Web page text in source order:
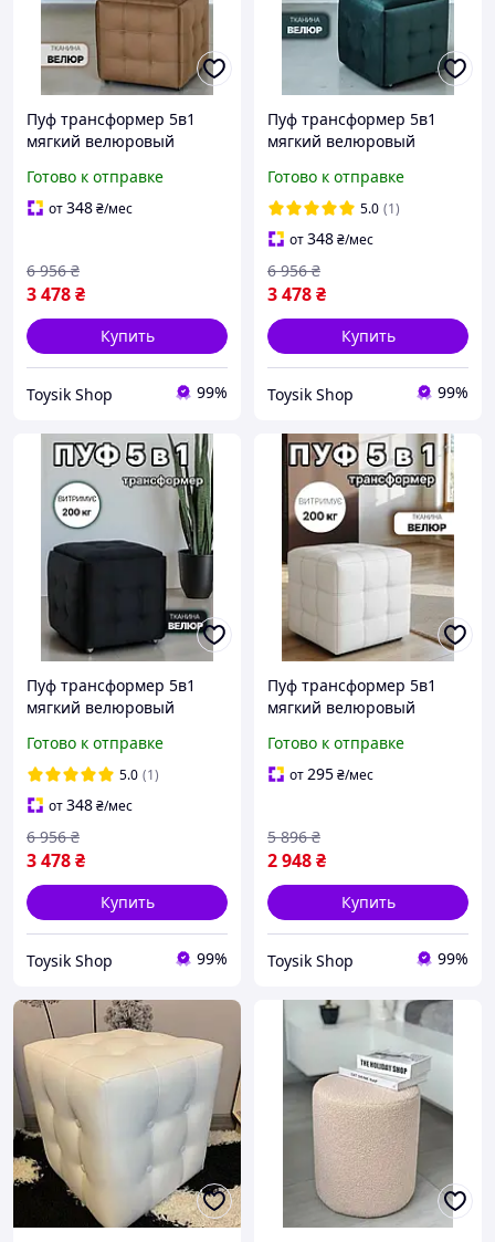
Пуф трансформер 5в1
мягкий велюровый
квадратный песочный
светло-коричневый 50 см
Готово к отправке
от348₴/мес
3 478₴
6 956 ₴
Купить
Toysik Shop 99%
Пуф трансформер 5в1
мягкий велюровый
квадратный изумрудный
тёмно-зелёный 50 см на
колесах
Готово к отправке
5.0 (1)
от348₴/мес
3 478₴
6 956 ₴
Купить
Toysik Shop 99%
Пуф трансформер 5в1
мягкий велюровый
квадратный чёрный 50
см на колесах
Готово к отправке
5.0 (1)
от348₴/мес
3 478₴
6 956 ₴
Купить
Toysik Shop 99%
Пуф трансформер 5в1
мягкий велюровый
квадратный белый 50 см
на колесах
Готово к отправке
от295₴/мес
2 948₴
5 896 ₴
Купить
Toysik Shop 99%